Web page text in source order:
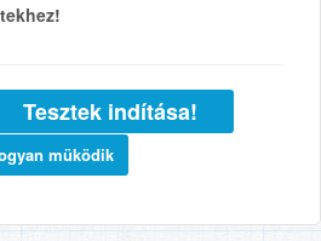
Tesztek indítása!
müködik